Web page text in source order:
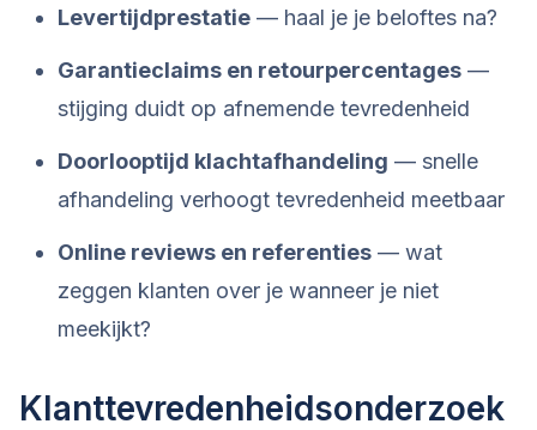
Levertijdprestatie — haal je je beloftes na?
Garantieclaims en retourpercentages —
stijging duidt op afnemende tevredenheid
Doorlooptijd klachtafhandeling — snelle
afhandeling verhoogt tevredenheid meetbaar
Online reviews en referenties — wat
zeggen klanten over je wanneer je niet
meekijkt?
Klanttevredenheidsonderzoek